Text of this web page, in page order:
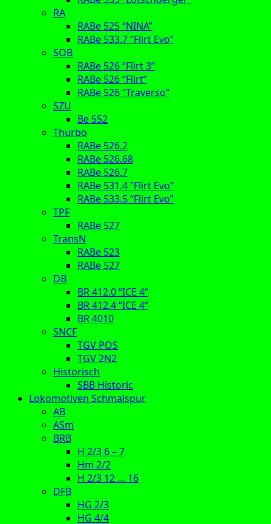
RA
RABe 525 “NINA”
RABe 533.7 “Flirt Evo”
SOB
RABe 526 “Flirt 3”
RABe 526 “Flirt”
RABe 526 “Traverso”
SZU
Be 552
Thurbo
RABe 526.2
RABe 526.68
RABe 526.7
RABe 531.4 “Flirt Evo”
RABe 533.5 “Flirt Evo”
TPF
RABe 527
TransN
RABe 523
RABe 527
DB
BR 412.0 “ICE 4”
BR 412.4 “ICE 4”
BR 4010
SNCF
TGV POS
TGV 2N2
Historisch
SBB Historic
Lokomotiven Schmalspur
AB
ASm
BRB
H 2/3 6 – 7
Hm 2/2
H 2/3 12 … 16
DFB
HG 2/3
HG 4/4